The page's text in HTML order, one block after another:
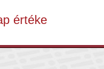
értéke